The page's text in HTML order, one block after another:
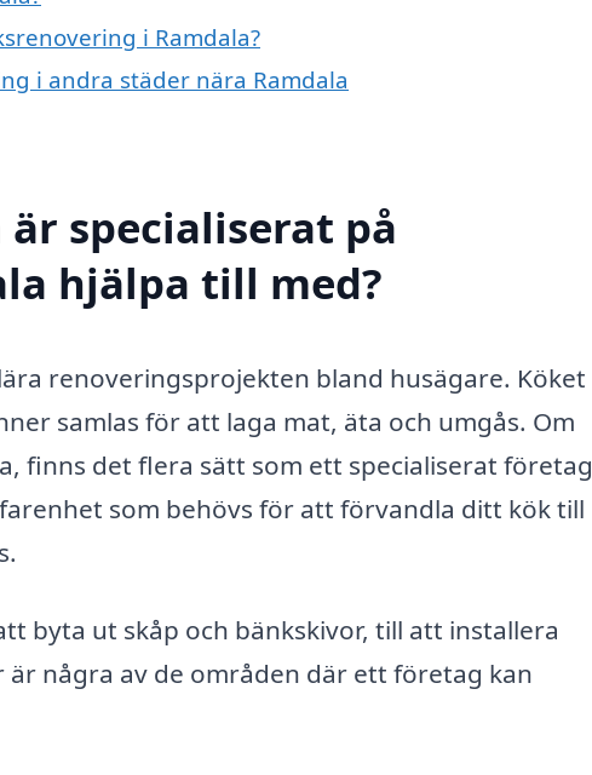
i Ramdala?
i andra städer nära Ramdala
specialiserat på
hjälpa till med?
renoveringsprojekten bland husägare. Köket
samlas för att laga mat, äta och umgås. Om
finns det flera sätt som ett specialiserat företag
som behövs för att förvandla ditt kök till
byta ut skåp och bänkskivor, till att installera
några av de områden där ett företag kan